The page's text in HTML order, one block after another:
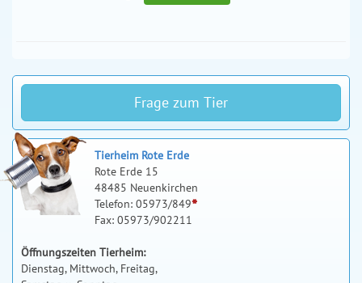
Frage zum Tier
Tierheim Rote Erde
Rote Erde 15
48485 Neuenkirchen
Telefon: 05973/849*
Fax: 05973/902211
Öffnungszeiten Tierheim:
Dienstag, Mittwoch, Freitag,